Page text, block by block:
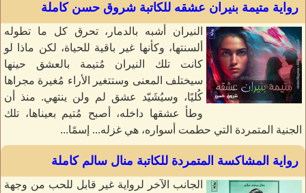
رواية متيمة بنيران عشقه للكاتبة شروق حسن كاملة
النيران أشبه بالدمار، تحرق كل ما تطوله
ألسنتها، وكأنها غير باقية للحياة، لكن ماذا لو
كانت تلك النيران مُتيمة بالعشق حينها
سيختلف المعنى وستتغير الأراء مُغيرة مجراها
كُليًا، وسيُشَيّد عشق لم ولن ينتهي. منذ أن
وطأ عشقها داخله، أصبح مُتيم بعيناها، تلك
الجنية المتمردة التي حطمت أسواره، هي غزله... إسمًا...
رواية المشاكسة المتمردة للكاتبة منال سالم كاملة
الجانب الآخر لرواية غير قابل للحب من وجهة